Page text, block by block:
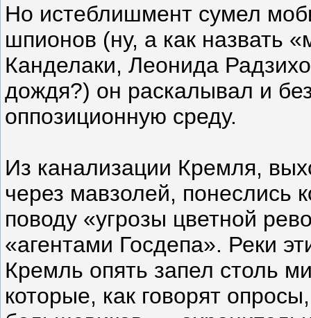
Но истеблишмент сумел
шпионов (ну, а как назвать
Канделаки, Леонида
дождя?) он раскалывал и
оппозиционную среду.
Из канализации Кремля,
через мавзолей, понеслись
поводу «угрозы цветной
«агентами Госдепа». Реки
Кремль опять запел столь
которые, как говорят